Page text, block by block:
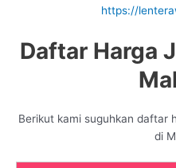
https://
Daftar Harga
Berikut kami suguhkan daftar
di